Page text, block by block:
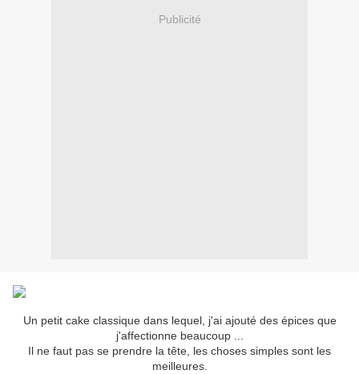
Publicité
Un petit cake classique dans lequel, j'ai ajouté des épices que
j'affectionne beaucoup ...
Il ne faut pas se prendre la tête, les choses simples sont les
meilleures.